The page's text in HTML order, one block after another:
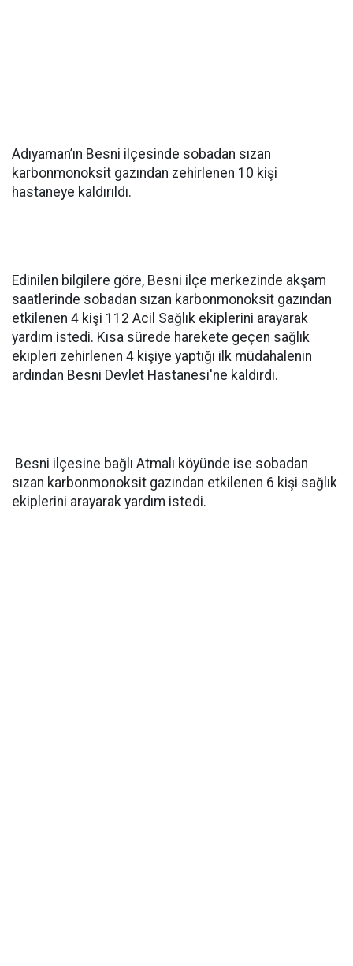
Adıyaman’ın Besni ilçesinde sobadan sızan
karbonmonoksit gazından zehirlenen 10 kişi
hastaneye kaldırıldı.
Edinilen bilgilere göre, Besni ilçe merkezinde akşam
saatlerinde sobadan sızan karbonmonoksit gazından
etkilenen 4 kişi 112 Acil Sağlık ekiplerini arayarak
yardım istedi. Kısa sürede harekete geçen sağlık
ekipleri zehirlenen 4 kişiye yaptığı ilk müdahalenin
ardından Besni Devlet Hastanesi'ne kaldırdı.
Besni ilçesine bağlı Atmalı köyünde ise sobadan
sızan karbonmonoksit gazından etkilenen 6 kişi sağlık
ekiplerini arayarak yardım istedi.